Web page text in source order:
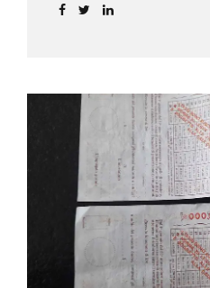
capitale o interessi per